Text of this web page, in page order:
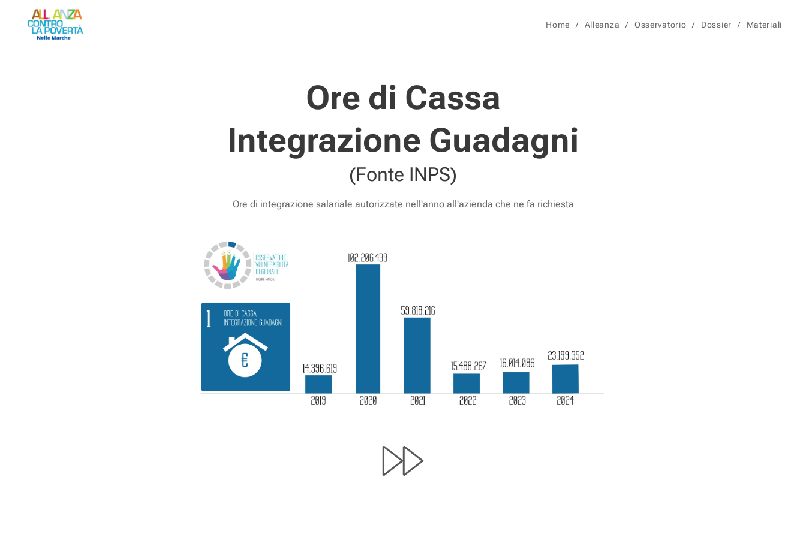
Home Alleanza Osservatorio Dossier Materiali
Ore di Cassa
Integrazione Guadagni
(Fonte INPS)
Ore di integrazione salariale autorizzate nell'anno all'azienda che ne fa richiesta